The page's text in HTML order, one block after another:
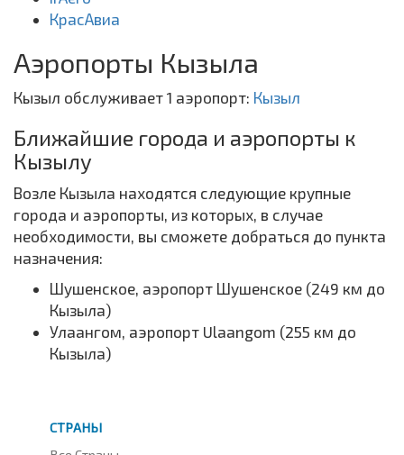
КрасАвиа
Аэропорты Кызыла
Кызыл обслуживает 1 аэропорт: Кызыл
Ближайшие города и аэропорты к
Кызылу
Возле Кызыла находятся следующие крупные
города и аэропорты, из которых, в случае
необходимости, вы сможете добраться до пункта
назначения:
Шушенское, аэропорт Шушенское (249 км до
Кызыла)
Улаангом, аэропорт Ulaangom (255 км до
Кызыла)
СТРАНЫ